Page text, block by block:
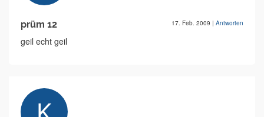
prüm 12 17. Feb. 2009 | Antworten
geil echt geil